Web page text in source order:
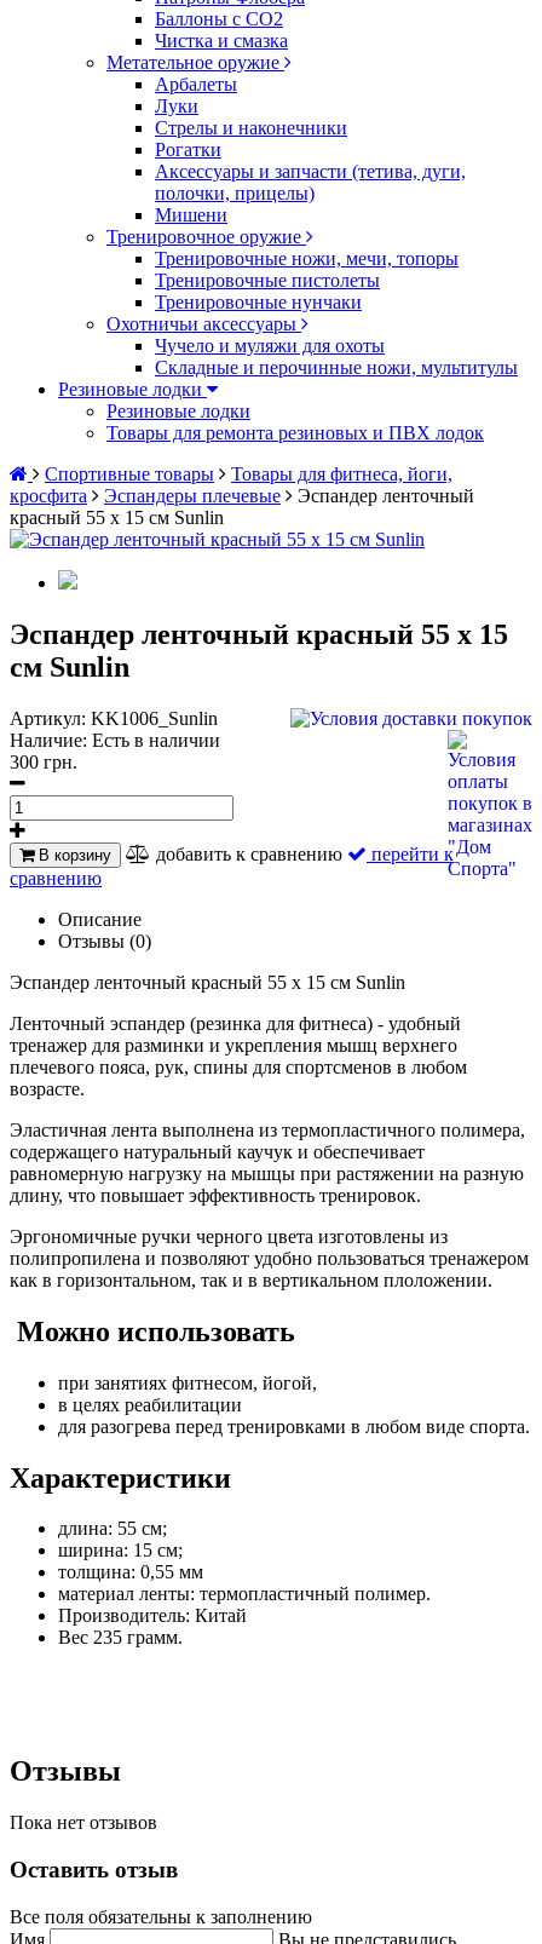
Баллоны с CO2
Чистка и смазка
Метательное оружие
Арбалеты
Луки
Стрелы и наконечники
Рогатки
Аксессуары и запчасти (тетива, дуги,
полочки, прицелы)
Мишени
Тренировочное оружие
Тренировочные ножи, мечи, топоры
Тренировочные пистолеты
Тренировочные нунчаки
Охотничьи аксессуары
Чучело и муляжи для охоты
Складные и перочинные ножи, мультитулы
Резиновые лодки
Резиновые лодки
Товары для ремонта резиновых и ПВХ лодок
Спортивные товары
Товары для фитнеса, йоги,
кросфита
Эспандеры плечевые
Эспандер ленточный
красный 55 х 15 см Sunlin
Эспандер ленточный красный 55 х 15
см Sunlin
Артикул: KK1006_Sunlin
Наличие: Есть в наличии
300 грн.
В корзину добавить к сравнению
перейти к
сравнению
Описание
Отзывы (0)
Эспандер ленточный красный 55 х 15 см Sunlin
Ленточный эспандер (резинка для фитнеса) - удобный
тренажер для разминки и укрепления мышц верхнего
плечевого пояса, рук, спины для спортсменов в любом
возрасте.
Эластичная лента выполнена из термопластичного полимера,
содержащего натуральный каучук и обеспечивает
равномерную нагрузку на мышцы при растяжении на разную
длину, что повышает эффективность тренировок.
Эргономичные ручки черного цвета изготовлены из
полипропилена и позволяют удобно пользоваться тренажером
как в горизонтальном, так и в вертикальном плоложении.
Можно использовать
при занятиях фитнесом, йогой,
в целях реабилитации
для разогрева перед тренировками в любом виде спорта.
Характеристики
длина: 55 см;
ширина: 15 см;
толщина: 0,55 мм
материал ленты: термопластичный полимер.
Производитель: Китай
Вес 235 грамм.
Отзывы
Пока нет отзывов
Оставить отзыв
Все поля обязательны к заполнению
Имя
Вы не представились